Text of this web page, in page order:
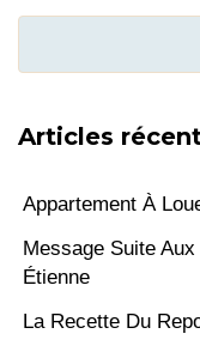
Articles
Appartement À
Message Suite
Étienne
La Recette Du